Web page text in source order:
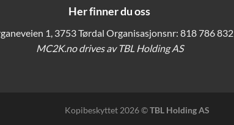
Her finner du oss
1, 3753 Tørdal Organisasjonsnr: 818 786 832
MC2K.no drives av TBL Holding AS
Kopibeskyttet 2026 ©TBL Holding AS